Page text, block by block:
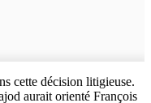
cette décision litigieuse.
aurait orienté François